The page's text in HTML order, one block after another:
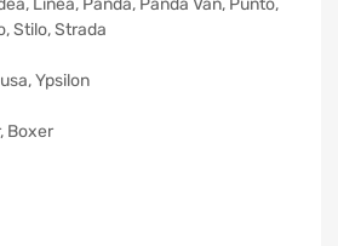
Stilo, Strada
Ypsilon
Boxer